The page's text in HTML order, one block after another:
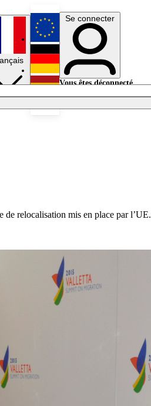
English
Deutsch
Se connecter
Vous êtes déconnecté.
relocalisation mis en place par l’UE.